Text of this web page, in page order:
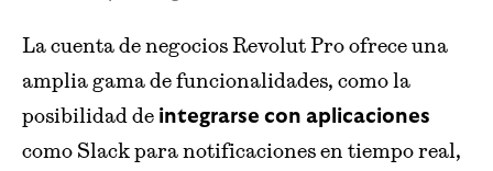
La cuenta de negocios Revolut Pro ofrece una
amplia gama de funcionalidades, como la
posibilidad de integrarse con aplicaciones
como Slack para notificaciones en tiempo real,